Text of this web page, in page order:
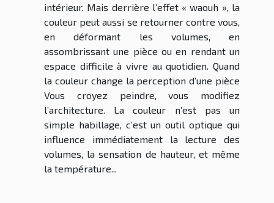
intérieur. Mais derrière l’effet « waouh », la
couleur peut aussi se retourner contre vous,
en déformant les volumes, en
assombrissant une pièce ou en rendant un
espace difficile à vivre au quotidien. Quand
la couleur change la perception d’une pièce
Vous croyez peindre, vous modifiez
l’architecture. La couleur n’est pas un
simple habillage, c’est un outil optique qui
influence immédiatement la lecture des
volumes, la sensation de hauteur, et même
la température...